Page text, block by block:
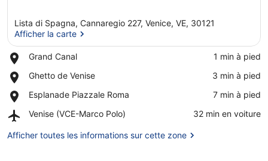
Lista di Spagna, Cannaregio 227, Venice, VE, 30121
Afficher la carte
Grand Canal
Place,
Canal
‪1 min à pied‬
Ghetto de Venise
Place,
de
‪3 min à pied‬
Esplanade Piazzale Roma
Place,
Piazzale
‪7 min à pied‬
Venise (VCE-Marco Polo)
Airport,
(VCE-
‪32 min en voiture‬
Afficher toutes les informations sur cette zone